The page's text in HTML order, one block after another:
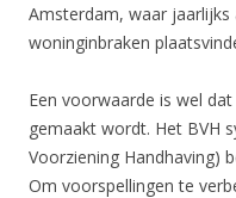
Amsterdam, waar jaarlijks
woninginbraken
Een voorwaarde is wel
gemaakt wordt. Het BVH
Voorziening Handhaving)
Om voorspellingen te